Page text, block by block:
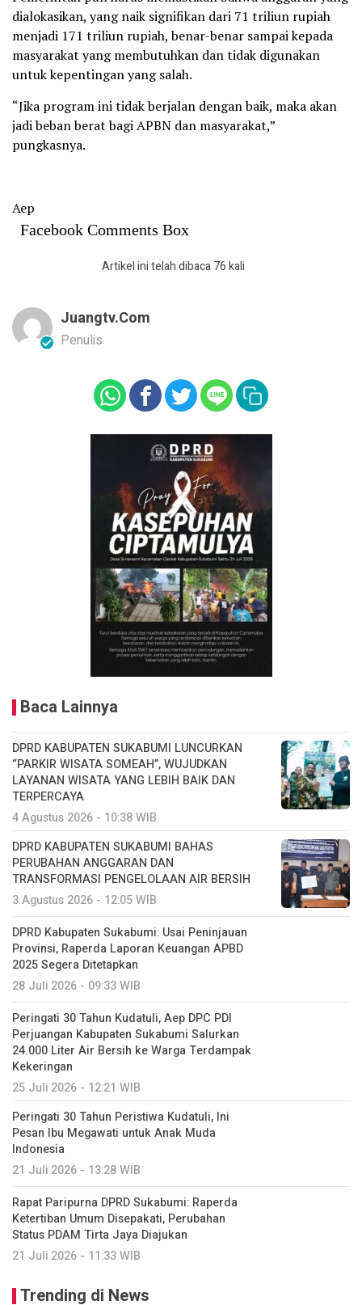
dialokasikan, yang naik signifikan dari 71 triliun rupiah
menjadi 171 triliun rupiah, benar-benar sampai kepada
masyarakat yang membutuhkan dan tidak digunakan
untuk kepentingan yang salah.
“Jika program ini tidak berjalan dengan baik, maka akan
jadi beban berat bagi APBN dan masyarakat,”
pungkasnya.
Aep
Facebook Comments Box
Artikel ini telah dibaca 76 kali
Juangtv.com
Penulis
Baca Lainnya
DPRD KABUPATEN SUKABUMI LUNCURKAN
“PARKIR WISATA SOMEAH”, WUJUDKAN
LAYANAN WISATA YANG LEBIH BAIK DAN
TERPERCAYA
4 Agustus 2026 - 10:38 WIB
DPRD KABUPATEN SUKABUMI BAHAS
PERUBAHAN ANGGARAN DAN
TRANSFORMASI PENGELOLAAN AIR BERSIH
3 Agustus 2026 - 12:05 WIB
DPRD Kabupaten Sukabumi: Usai Peninjauan
Provinsi, Raperda Laporan Keuangan APBD
2025 Segera Ditetapkan
28 Juli 2026 - 09:33 WIB
Peringati 30 Tahun Kudatuli, Aep DPC PDI
Perjuangan Kabupaten Sukabumi Salurkan
24.000 Liter Air Bersih ke Warga Terdampak
Kekeringan
25 Juli 2026 - 12:21 WIB
Peringati 30 Tahun Peristiwa Kudatuli, Ini
Pesan Ibu Megawati untuk Anak Muda
Indonesia
21 Juli 2026 - 13:28 WIB
Rapat Paripurna DPRD Sukabumi: Raperda
Ketertiban Umum Disepakati, Perubahan
Status PDAM Tirta Jaya Diajukan
21 Juli 2026 - 11:33 WIB
Trending di News